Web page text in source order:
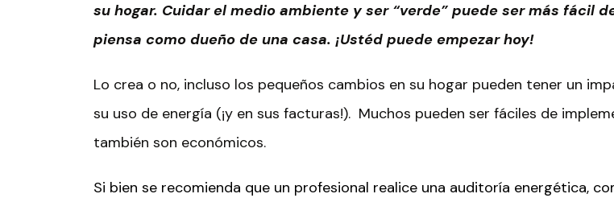
su hogar. Cuidar el medio ambiente y ser “verde” puede ser más fácil
piensa como dueño de una casa. ¡Ustéd puede empezar hoy!
Lo crea o no, incluso los pequeños cambios en su hogar pueden tener un
su uso de energía (¡y en sus facturas!). Muchos pueden ser fáciles de
también son económicos.
Si bien se recomienda que un profesional realice una auditoría energética,